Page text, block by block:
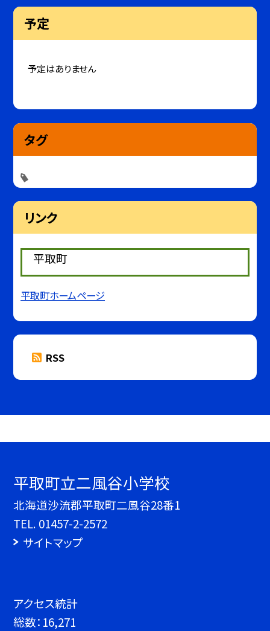
予定
予定はありません
タグ
リンク
平取町
平取町ホームページ
RSS
平取町立二風谷小学校
北海道沙流郡平取町二風谷28番1
TEL. 01457-2-2572
サイトマップ
アクセス統計
総数： 16,271